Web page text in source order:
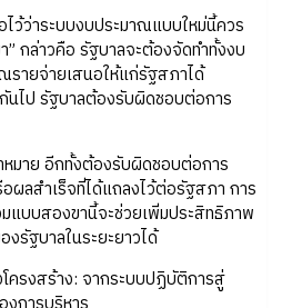
ว้ว่าระบบงบประมาณแบบใหม่นี้ควร
กล่าวคือ รัฐบาลจะต้องจัดทำทั้งงบ
รายจ่ายเสนอให้แก่รัฐสภาได้
ไป รัฐบาลต้องรับผิดชอบต่อการ
หมาย อีกทั้งต้องรับผิดชอบต่อการ
ผลสำเร็จที่ได้แถลงไว้ต่อรัฐสภา การ
แบบสองขานี้จะช่วยเพิ่มประสิทธิภาพ
รัฐบาลในระยะยาวได้
ครงสร้าง: จากระบบปฏิบัติการสู่